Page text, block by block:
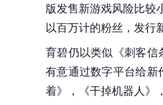
版发售新游戏风险比较
以百万计的粉丝，发行
育碧仍以类似《刺客信
有意通过数字平台给
着》，《干掉机器人》